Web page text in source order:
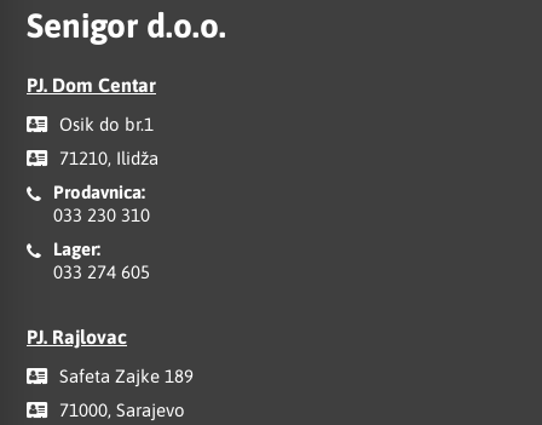
Senigor d.o.o.
PJ. Dom Centar
Osik do br.1
71210, Ilidža
Prodavnica:
033 230 310
Lager:
033 274 605
PJ. Rajlovac
Safeta Zajke 189
71000, Sarajevo